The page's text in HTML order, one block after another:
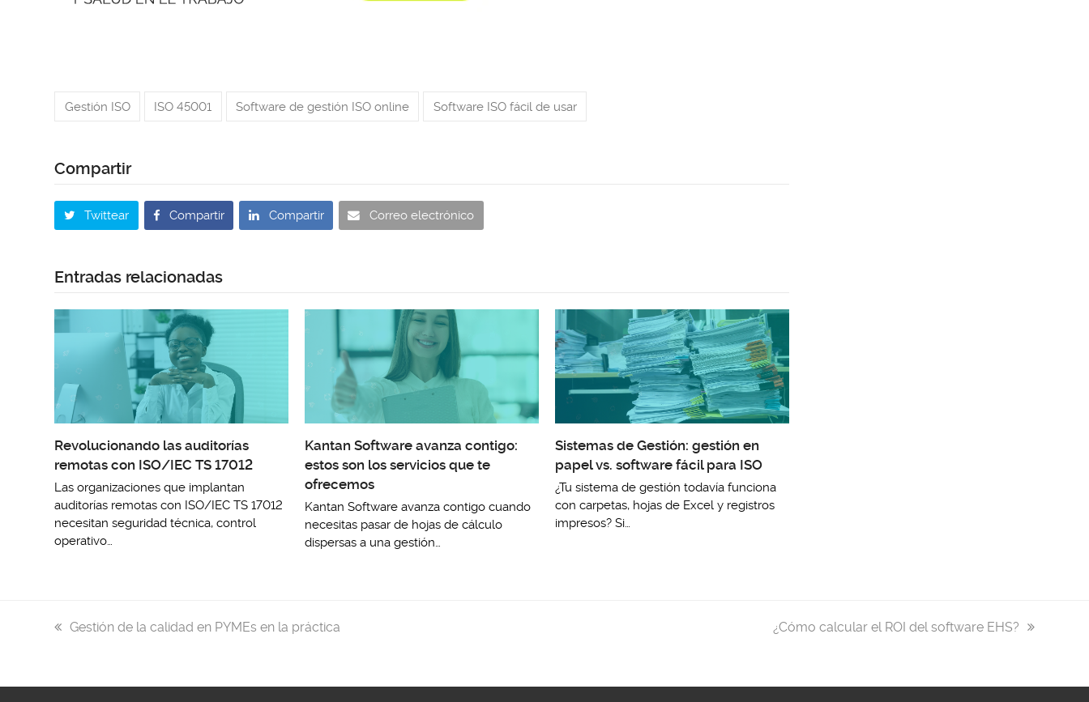
Gestión ISO ISO 45001 Software de gestión ISO online Software ISO fácil de usar
Twittear Compartir Compartir Correo electrónico
Entradas relacionadas
Revolucionando las auditorías
remotas con ISO/IEC TS 17012
Las organizaciones que implantan
auditorías remotas con ISO/IEC TS 17012
necesitan seguridad técnica, control
operativo…
Kantan Software avanza contigo:
estos son los servicios que te
ofrecemos
Kantan Software avanza contigo cuando
necesitas pasar de hojas de cálculo
dispersas a una gestión…
Sistemas de Gestión: gestión en
papel vs. software fácil para ISO
¿Tu sistema de gestión todavía funciona
con carpetas, hojas de Excel y registros
impresos? Si…
previous
Gestión de la calidad en PYMEs en la práctica
next
¿Cómo calcular el ROI del software EHS?